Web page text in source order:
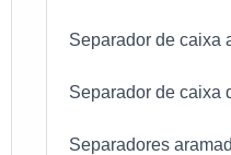
Separador de caixa
Separador de caixa
Separadores